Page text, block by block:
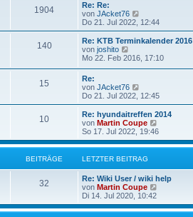
B
e
i
r
g
t
B
e
i
t
g
1904
Re: Re:
von JAcket76
e
u
e
t
e
r
i
t
r
a
g
Do 21. Jul 2022, 12:44
140
Re: KTB Terminkalender 2016
von joshito
e
s
t
e
B
e
i
t
r
a
g
Mo 22. Feb 2016, 17:10
15
Re:
von JAcket76
e
u
e
s
t
r
B
e
i
t
r
a
g
Do 21. Jul 2022, 12:45
10
Re: hyundaitreffen 2014
von Martin Coupe
e
u
e
r
i
So 17. Jul 2022, 19:46
BEITRÄGE LETZTER BEITRAG
32
Re: Wiki User / wiki help
von Martin Coupe
u
e
Di 14. Jul 2020, 10:42